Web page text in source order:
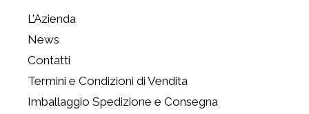
L’Azienda
News
Contatti
Termini e Condizioni di Vendita
Imballaggio Spedizione e Consegna